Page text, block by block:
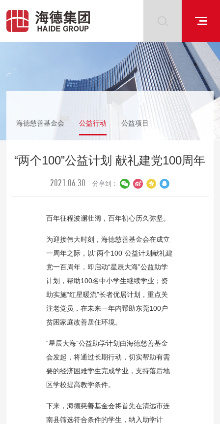
海德慈善基金会 公益行动 公益项目
“两个100”公益计划 献礼建党100周年​
2021.06.30 分享到：
百年征程波澜壮阔，百年初心历久弥坚。
为迎接伟大时刻，海德慈善基金会在成立
一周年之际，以“两个100”公益计划献礼建
党一百周年，即启动“星辰大海”公益助学
计划，帮助100名中小学生继续学业；资
助实施“红星暖流”长者优居计划，重点关
注老党员，在未来一年内帮助东莞100户
贫困家庭改善居住环境。
“星辰大海”公益助学计划由海德慈善基金
会发起，将通过长期行动，切实帮助有需
要的经济困难学生完成学业，支持落后地
区学校提高教学条件。
下来，海德慈善基金会将首先在清远市连
南县筛选符合条件的学生，纳入助学计